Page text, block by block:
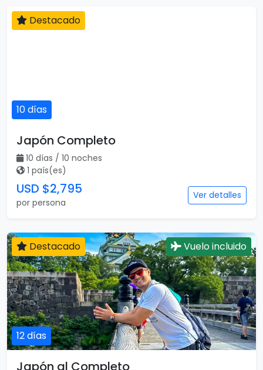
10 días
Destacado
Japón Completo
10 días / 10 noches
1 país(es)
USD $2,795
por persona
Ver detalles
12 días
Destacado Vuelo incluido
Japón al Completo